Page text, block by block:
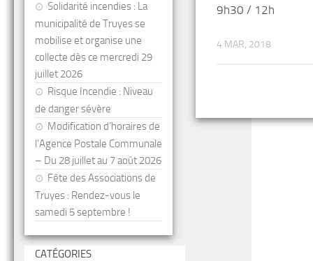
9h30 / 12h
4 MAR, 2018
Solidarité incendies : La
municipalité de Truyes se
mobilise et organise une
collecte dès ce mercredi 29
juillet 2026
Risque Incendie : Niveau
de danger sévère
Modification d’horaires de
l’Agence Postale Communale
– Du 28 juillet au 7 août 2026
Fête des Associations de
Truyes : Rendez-vous le
samedi 5 septembre !
CATÉGORIES